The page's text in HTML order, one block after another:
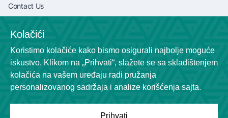
Contact Us
+381638292540
Socials
Kolačići
Koristimo kolačiće kako bismo osigurali najbolje moguće
iskustvo. Klikom na „Prihvati“, slažete se sa skladištenjem
kolačića na vašem uređaju radi pružanja
personalizovanog sadržaja i analize korišćenja sajta.
Prihvati